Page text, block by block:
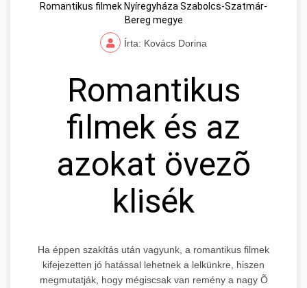
Romantikus filmek Nyíregyháza Szabolcs-Szatmár-
Bereg megye
Írta: Kovács Dorina
Romantikus
filmek és az
azokat övezõ
klisék
Ha éppen szakítás után vagyunk, a romantikus filmek
kifejezetten jó hatással lehetnek a lelkünkre, hiszen
megmutatják, hogy mégiscsak van remény a nagy Õ